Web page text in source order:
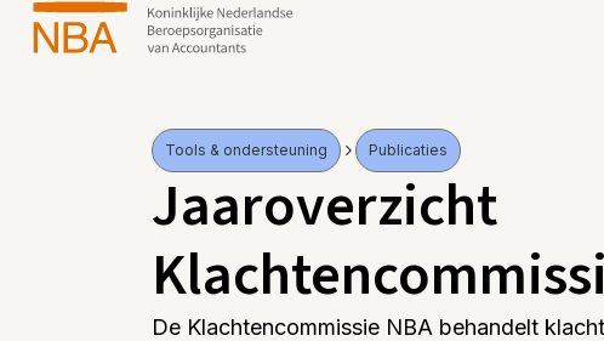
Tools & ondersteuning Publicaties
Jaaroverzicht
De Klachtencommissie NBA behandelt